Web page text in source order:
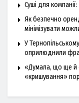
Суші для
Як безпечно
мінімізувати
У
оприлюднили
«Думала, що ще й
«кришування»